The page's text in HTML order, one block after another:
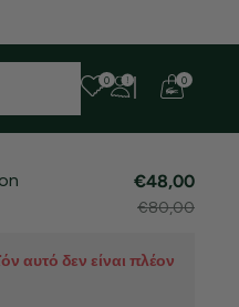
0 0
€48,00
€80,00
αυτό δεν είναι πλέον